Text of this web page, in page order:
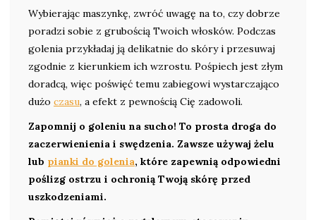
Wybierając maszynkę, zwróć uwagę na to, czy dobrze
poradzi sobie z grubością Twoich włosków. Podczas
golenia przykładaj ją delikatnie do skóry i przesuwaj
zgodnie z kierunkiem ich wzrostu. Pośpiech jest złym
doradcą, więc poświęć temu zabiegowi wystarczająco
dużo czasu, a efekt z pewnością Cię zadowoli.
Zapomnij o goleniu na sucho! To prosta droga do
zaczerwienienia i swędzenia. Zawsze używaj żelu
lub pianki do golenia, które zapewnią odpowiedni
poślizg ostrzu i ochronią Twoją skórę przed
uszkodzeniami.